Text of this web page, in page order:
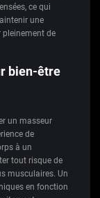
ce qui
une
pleinement de
bien-être
un masseur
de
à un
tout risque de
musculaires. Un
en fonction